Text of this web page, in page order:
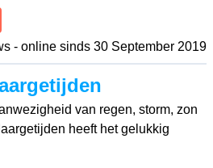
- online sinds 30 September 2019
van regen, storm, zon
heeft het gelukkig